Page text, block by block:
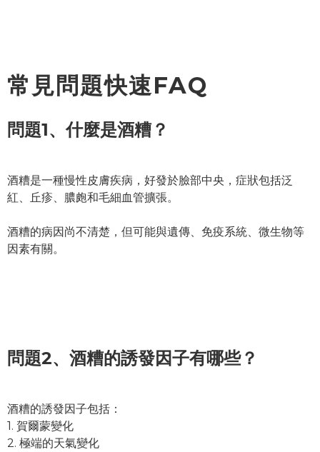
常見問題快速FAQ
問題1、什麼是酒糟？
酒糟是一種慢性皮膚疾病，好發於臉部中央，症狀包括泛
紅、丘疹、膿皰和毛細血管擴張。
酒糟的病因尚不清楚，但可能與遺傳、免疫系統、微生物等
因素有關。
問題2、 酒糟的誘發因子有哪些？
酒糟的誘發因子包括：
1. 賀爾蒙變化
2. 極端的天氣變化